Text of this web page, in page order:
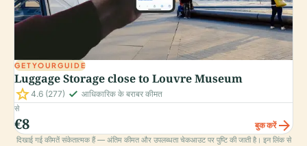
GETYOURGUIDE
Luggage Storage close to Louvre Museum
star4.6 (277) check_small आधिकारिक के बराबर कीमत
से
€8 बुक करेंarrow_forward
दिखाई गई कीमतें संकेतात्मक हैं — अंतिम कीमत और उपलब्धता चेकआउट पर पुष्टि की जाती है। इन लिंक से